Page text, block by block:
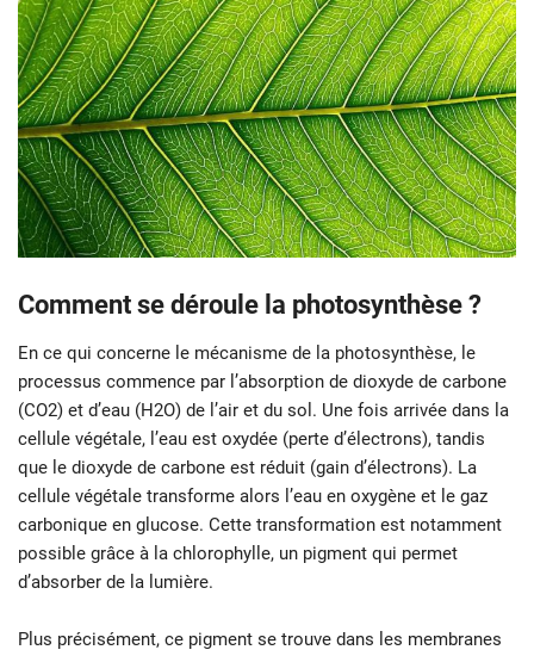
Comment se déroule la photosynthèse ?
En ce qui concerne le mécanisme de la photosynthèse, le
processus commence par l’absorption de dioxyde de carbone
(CO2) et d’eau (H2O) de l’air et du sol. Une fois arrivée dans la
cellule végétale, l’eau est oxydée (perte d’électrons), tandis
que le dioxyde de carbone est réduit (gain d’électrons). La
cellule végétale transforme alors l’eau en oxygène et le gaz
carbonique en glucose. Cette transformation est notamment
possible grâce à la chlorophylle, un pigment qui permet
d’absorber de la lumière.
Plus précisément, ce pigment se trouve dans les membranes